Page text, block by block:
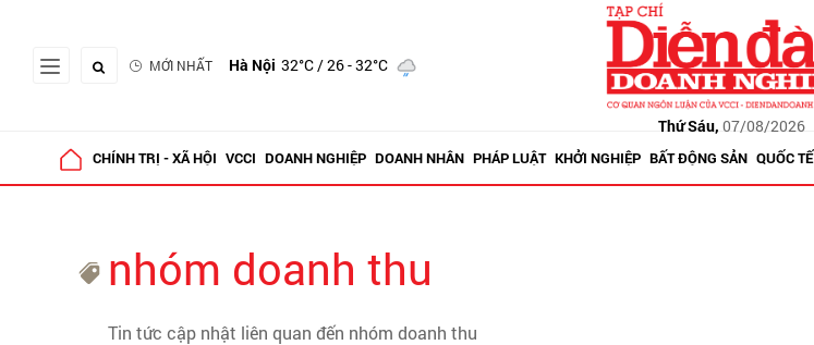
MỚI NHẤT Hà Nội 32°C/ 26 - 32°C
Thứ Sáu, 07/08/2026
CHÍNH TRỊ - XÃ HỘI VCCI DOANH NGHIỆP DOANH NHÂN PHÁP LUẬT KHỞI NGHIỆP BẤT ĐỘNG SẢN QUỐC TẾ
nhóm doanh thu
Tin tức cập nhật liên quan đến nhóm doanh thu